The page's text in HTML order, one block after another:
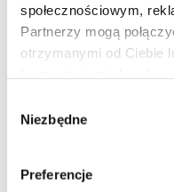
społecznościowym,
Partnerzy mogą
otrzymanymi od Ciebie
zgody
Niezbędne
Preferencje
Sny o słoniach
Szaleni naukowcy i
Wernera Herzoga. Tym
olbrzymich słoni-duchów,